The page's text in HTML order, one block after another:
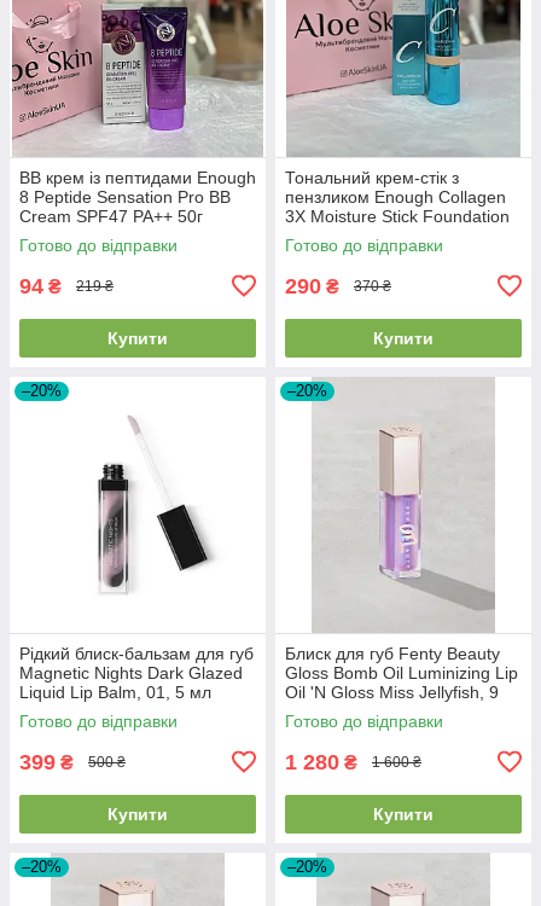
BB крем із пептидами Enough
8 Peptide Sensation Pro BB
Cream SPF47 PA++ 50г
EXP2026/07/24
Готово до відправки
94 ₴ 219 ₴
Купити
Тональний крем-стік з
пензликом Enough Collagen
3X Moisture Stick Foundation
SPF50+PA++++ #21 Natural
Beige 14г
Готово до відправки
290 ₴ 370 ₴
Купити
–20%
Рідкий блиск-бальзам для губ
Magnetic Nights Dark Glazed
Liquid Lip Balm, 01, 5 мл
Готово до відправки
399 ₴ 500 ₴
Купити
–20%
Блиск для губ Fenty Beauty
Gloss Bomb Oil Luminizing Lip
Oil 'N Gloss Miss Jellyfish, 9
мл
Готово до відправки
1 280 ₴ 1 600 ₴
Купити
–20% –20%